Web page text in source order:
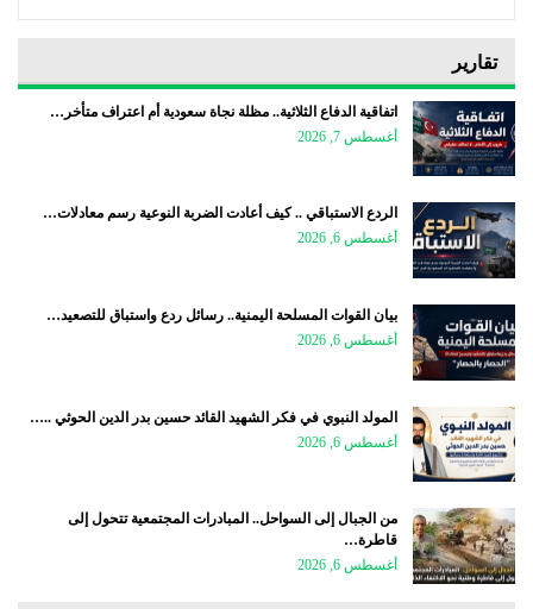
تقارير
اتفاقية الدفاع الثلاثية.. مظلة نجاة سعودية أم اعتراف متأخر…
أغسطس 7, 2026
الردع الاستباقي .. كيف أعادت الضربة النوعية رسم معادلات…
أغسطس 6, 2026
بيان القوات المسلحة اليمنية.. رسائل ردع واستباق للتصعيد…
أغسطس 6, 2026
المولد النبوي في فكر الشهيد القائد حسين بدر الدين الحوثي ..…
أغسطس 6, 2026
من الجبال إلى السواحل.. المبادرات المجتمعية تتحول إلى
قاطرة…
أغسطس 6, 2026